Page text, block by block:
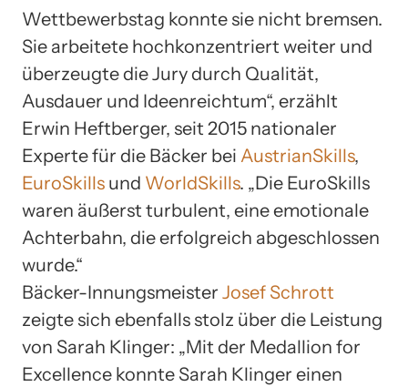
Wettbewerbstag konnte sie nicht bremsen.
Sie arbeitete hochkonzentriert weiter und
überzeugte die Jury durch Qualität,
Ausdauer und Ideenreichtum“, erzählt
Erwin Heftberger, seit 2015 nationaler
Experte für die Bäcker bei AustrianSkills,
EuroSkills und WorldSkills. „Die EuroSkills
waren äußerst turbulent, eine emotionale
Achterbahn, die erfolgreich abgeschlossen
wurde.“
Bäcker-Innungsmeister Josef Schrott
zeigte sich ebenfalls stolz über die Leistung
von Sarah Klinger: „Mit der Medallion for
Excellence konnte Sarah Klinger einen